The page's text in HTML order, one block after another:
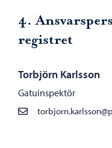
4.
registret
Torbjörn Karlsson
Gatuinspektör